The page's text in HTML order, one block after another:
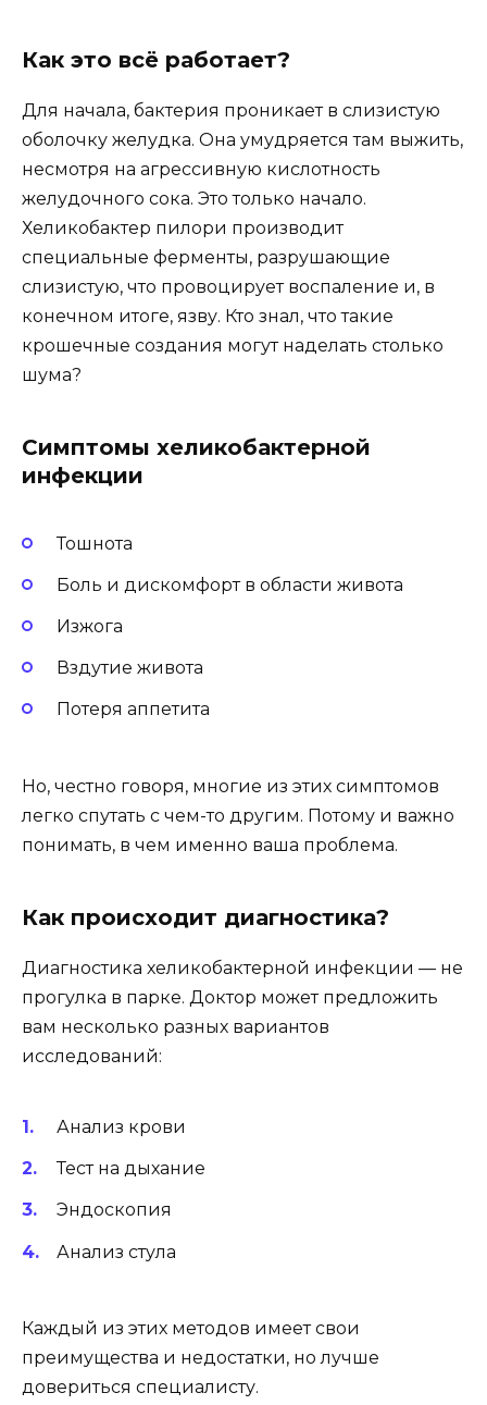
Как это всё работает?
Для начала, бактерия проникает в слизистую
оболочку желудка. Она умудряется там выжить,
несмотря на агрессивную кислотность
желудочного сока. Это только начало.
Хеликобактер пилори производит
специальные ферменты, разрушающие
слизистую, что провоцирует воспаление и, в
конечном итоге, язву. Кто знал, что такие
крошечные создания могут наделать столько
шума?
Симптомы хеликобактерной
инфекции
Тошнота
Боль и дискомфорт в области живота
Изжога
Вздутие живота
Потеря аппетита
Но, честно говоря, многие из этих симптомов
легко спутать с чем-то другим. Потому и важно
понимать, в чем именно ваша проблема.
Как происходит диагностика?
Диагностика хеликобактерной инфекции — не
прогулка в парке. Доктор может предложить
вам несколько разных вариантов
исследований:
Анализ крови
Тест на дыхание
Эндоскопия
Анализ стула
Каждый из этих методов имеет свои
преимущества и недостатки, но лучше
довериться специалисту.